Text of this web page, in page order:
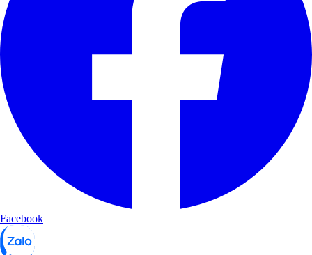
Facebook